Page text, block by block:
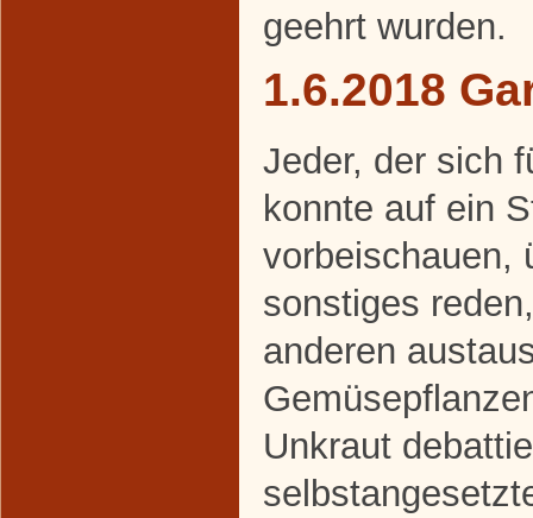
geehrt wurden.
1.6.2018
Jeder, der sich
konnte auf ein
vorbeischauen,
sonstiges
anderen
Unkraut